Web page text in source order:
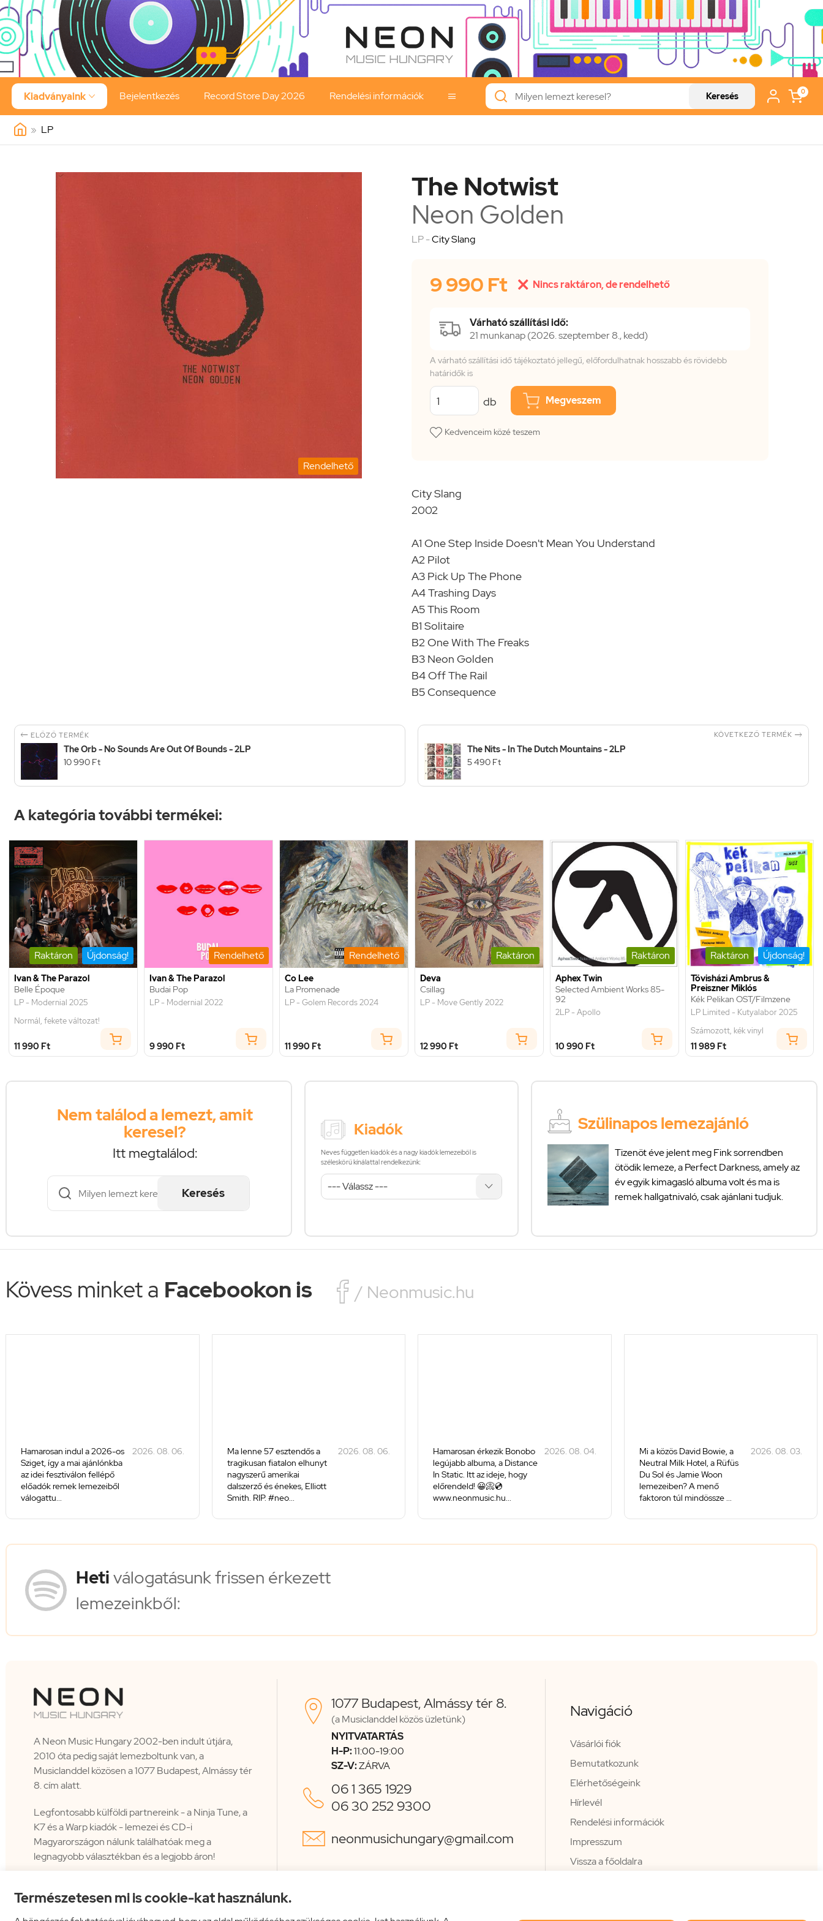
Természetesen mi is cookie-kat használunk.
Kiadványaink  Bejelentkezés Record Store Day 2026 Rendelési információk  Keresés 0
» LP
Rendelhető
The Notwist
Neon Golden
LP -City Slang
9 990 Ft  Nincs raktáron, de rendelhető
Várható szállítási idő:
21 munkanap (2026. szeptember 8., kedd)
A várható szállítási idő tájékoztató jellegű, előfordulhatnak hosszabb és rövidebb
határidők is
db Megveszem
Kedvenceim közé teszem
City Slang
2002
A1 One Step Inside Doesn't Mean You Understand
A2 Pilot
A3 Pick Up The Phone
A4 Trashing Days
A5 This Room
B1 Solitaire
B2 One With The Freaks
B3 Neon Golden
B4 Off The Rail
B5 Consequence
 ELŐZŐ TERMÉK
The Orb - No Sounds Are Out Of Bounds - 2LP
10 990 Ft
KÖVETKEZŐ TERMÉK 
The Nits - In The Dutch Mountains - 2LP
5 490 Ft
A kategória további termékei:
Raktáron Újdonság!
Ivan & The Parazol
Belle Époque
LP - Modernial 2025
Normál, fekete változat!
11 990 Ft
Rendelhető
Ivan & The Parazol
Budai Pop
LP - Modernial 2022
9 990 Ft
Rendelhető
Co Lee
La Promenade
LP - Golem Records 2024
11 990 Ft
Raktáron
Deva
Csillag
LP - Move Gently 2022
12 990 Ft
Raktáron
Aphex Twin
Selected Ambient Works 85-
92
2LP - Apollo
10 990 Ft
Raktáron Újdonság!
Tövisházi Ambrus &
Preiszner Miklós
Kék Pelikan OST/Filmzene
LP Limited - Kutyalabor 2025
Számozott, kék vinyl
11 989 Ft
Nem találod a lemezt, amit
keresel?
Itt megtalálod:
Keresés
Kiadók
Neves független kiadók és a nagy kiadók lemezeiből is
széleskörű kínálattal rendelkezünk:
Szülinapos lemezajánló
Tizenöt éve jelent meg Fink sorrendben
ötödik lemeze, a Perfect Darkness, amely az
év egyik kimagasló albuma volt és ma is
remek hallgatnivaló, csak ajánlani tudjuk.
Kövess minket a Facebookon is  / Neonmusic.hu
Hamarosan indul a 2026-os
Sziget, így a mai ajánlónkba
az idei fesztiválon fellépő
előadók remek lemezeiből
válogattu...
2026. 08. 06.
Ma lenne 57 esztendős a
tragikusan fiatalon elhunyt
nagyszerű amerikai
dalszerző és énekes, Elliott
Smith. RIP. #neo...
2026. 08. 06.
Hamarosan érkezik Bonobo
legújabb albuma, a Distance
In Static. Itt az ideje, hogy
előrendeld! 😀📀💿
www.neonmusic.hu...
2026. 08. 04.
Mi a közös David Bowie, a
Neutral Milk Hotel, a Rüfüs
Du Sol és Jamie Woon
lemezeiben? A menő
faktoron túl mindössze ...
2026. 08. 03.
Hetiválogatásunk frissen érkezett
lemezeinkből:
A Neon Music Hungary 2002-ben indult útjára,
2010 óta pedig saját lemezboltunk van, a
Musiclanddel közösen a 1077 Budapest, Almássy tér
8. cím alatt.
Legfontosabb külföldi partnereink - a Ninja Tune, a
K7 és a Warp kiadók - lemezei és CD-i
Magyarországon nálunk találhatóak meg a
legnagyobb választékban és a legjobb áron!
 1077 Budapest, Almássy tér 8.
(a Musiclanddel közös üzletünk)
NYITVATARTÁS
H-P:11:00-19:00
SZ-V:ZÁRVA
 06 1 365 1929
06 30 252 9300
 neonmusichungary@gmail.com
Navigáció
Vásárlói fiók
Bemutatkozunk
Elérhetőségeink
Hírlevél
Rendelési információk
Impresszum
Vissza a főoldalra